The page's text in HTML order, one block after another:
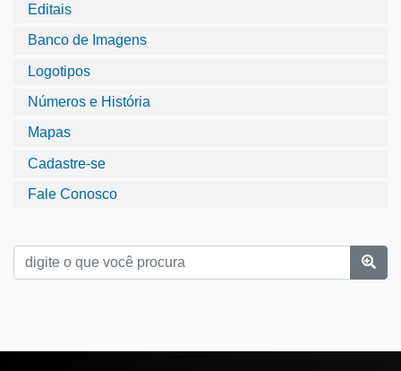
Editais
Banco de Imagens
Logotipos
Números e História
Mapas
Cadastre-se
Fale Conosco